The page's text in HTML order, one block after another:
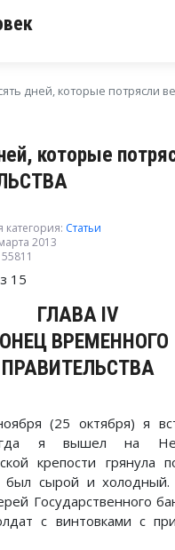
дней, которые потрясли
которые
категория: Статьи
2013
15
ГЛАВА IV
ВРЕМЕННОГО
ПРАВИТЕЛЬСТВА
(25 октября) я
я вышел на
крепости грянула
сырой и холодный.
Государственного
с винтовками с